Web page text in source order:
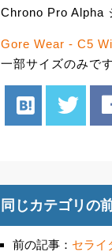
Chrono Pro Alpha
Gore Wear - C5
一部サイズのみで
hatenabookmark twitter
同じカテゴリの
前の記事： セライ